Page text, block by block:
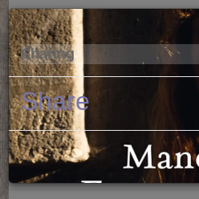
Parole
Conseils et blablas
Sharing
Share